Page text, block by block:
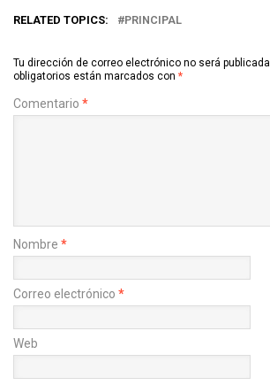
RELATED TOPICS: PRINCIPAL
Tu dirección de correo electrónico no será publicada.
obligatorios están marcados con *
Comentario *
Nombre *
Correo electrónico *
Web